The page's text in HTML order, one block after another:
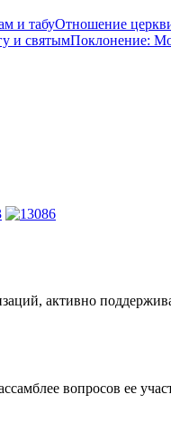
Отношение
Поклонение:
активно
вопросов ее